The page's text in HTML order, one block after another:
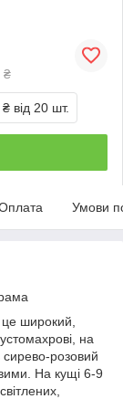
₴
₴ від 20 шт.
Умови
це широкий,
на
сирево-розовий
На кущі 6-9